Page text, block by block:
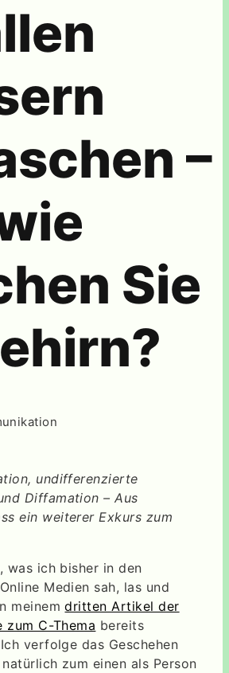
–
Sie
undifferenzierte
Diffamation – Aus
ein weiterer Exkurs zum
was ich bisher in den
Medien sah, las und
meinemdritten Artikel der
zum C-Thema bereits
verfolge das Geschehen
zum einen als Person